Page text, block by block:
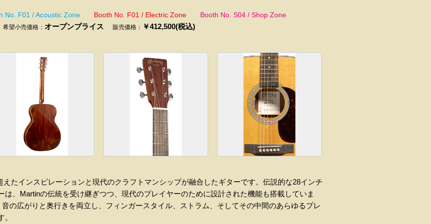
No. F01 / Acoustic Zone Booth No. F01 / Electric Zone Booth No. S04 / Shop Zone
希望小売価格： オープンプライス 販売価格： ￥412,500(税込)
えたインスピレーションと現代のクラフトマンシップが融合したギターです。伝説的な28インチ
は、Martinの伝統を受け継ぎつつ、現代のプレイヤーのために設計された機能も搭載していま
の広がりと奥行きを両立し、フィンガースタイル、ストラム、そしてその中間のあらゆるプレ